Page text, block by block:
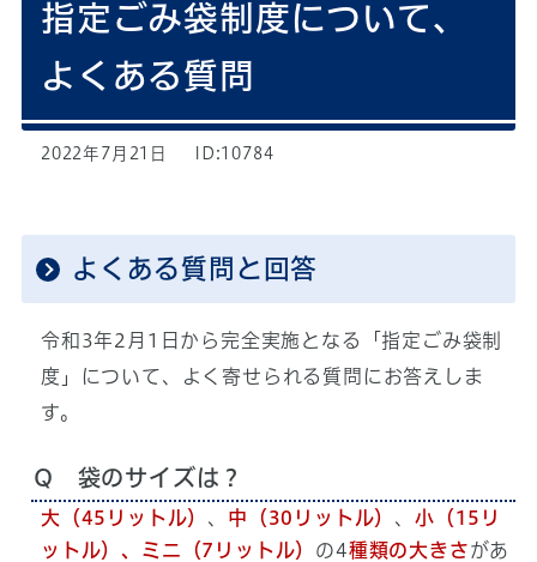
指定ごみ袋制度について、
よくある質問
2022年7月21日 ID:10784
よくある質問と回答
令和3年2月1日から完全実施となる「指定ごみ袋制
度」について、よく寄せられる質問にお答えしま
す。
Q 袋のサイズは？
大（45リットル） 、 中（30リットル） 、 小（15リ
ットル）、ミニ（7リットル） の4種類の大きさがあ